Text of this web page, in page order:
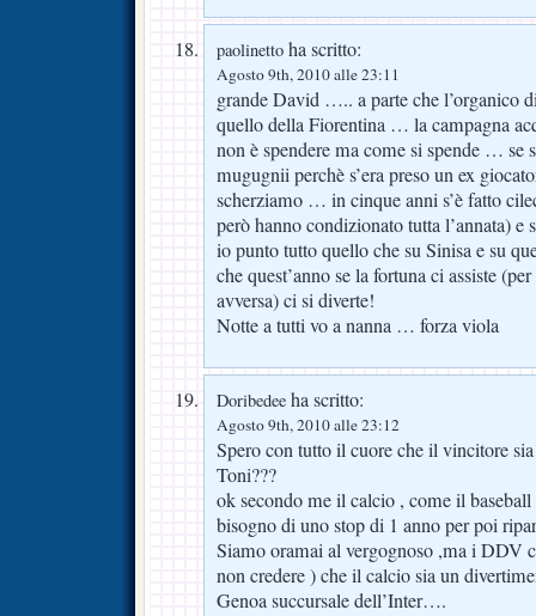
paolinetto ha scritto:
Agosto 9th, 2010 alle 23:11
grande David ….. a parte che l’organico
quello della Fiorentina … la campagna
non è spendere ma come si spende … se
mugugnii perchè s’era preso un ex
scherziamo … in cinque anni s’è fatto
però hanno condizionato tutta l’annata)
io punto tutto quello che su Sinisa e su
che quest’anno se la fortuna ci assiste
avversa) ci si diverte!
Notte a tutti vo a nanna … forza viola
Doribedee ha scritto:
Agosto 9th, 2010 alle 23:12
Spero con tutto il cuore che il vincitore
Toni???
ok secondo me il calcio , come il
bisogno di uno stop di 1 anno per poi
Siamo oramai al vergognoso ,ma i DDV
non credere ) che il calcio sia un
Genoa succursale dell’Inter….